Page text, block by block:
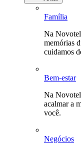
Família
Na
memórias
cuidamos
Bem-estar
Na
acalmar a
você.
Negócios